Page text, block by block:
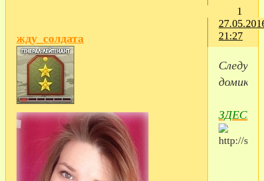
1
21:27
жду_солдата
домик
ЗДЕСЬ